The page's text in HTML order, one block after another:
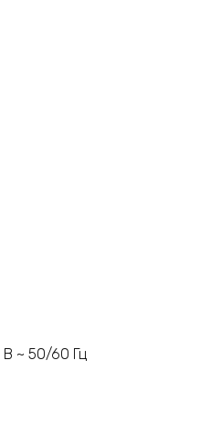
~ 50/60 Гц